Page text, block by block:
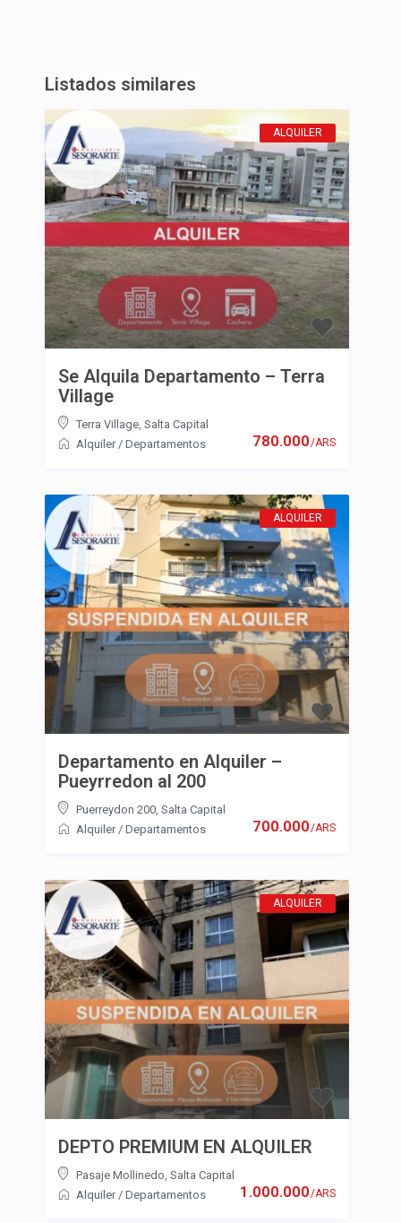
Listados similares
ALQUILER
780.000/ARS
Se Alquila Departamento – Terra
Village
Terra Village Salta Capital
Alquiler/ Departamentos
ALQUILER
700.000/ARS
Departamento en Alquiler –
Pueyrredon al 200
Puerreydon 200 Salta Capital
Alquiler/ Departamentos
ALQUILER
1.000.000/ARS
DEPTO PREMIUM EN ALQUILER
Pasaje Mollinedo Salta Capital
Alquiler/ Departamentos